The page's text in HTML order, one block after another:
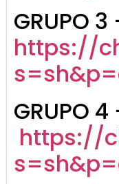
GRUPO 3
https://
GRUPO 4
https://